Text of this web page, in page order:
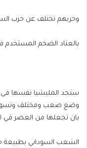
وحربهم تختلف عن حرب
بالعتاد الضخم المستخدم
ستجد المليشيا نفسها
وضع صعب ومختلف
بان تجعلها من العصر في
الشعب السوداني بطبيعة